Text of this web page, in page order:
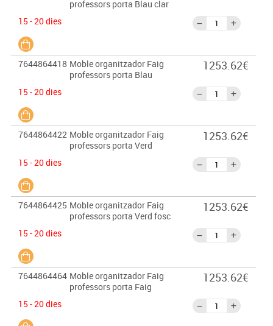
professors porta Blau clar
15 - 20 dies
7644864418 Moble organitzador Faig
professors porta Blau
15 - 20 dies
1253.62€
7644864422 Moble organitzador Faig
professors porta Verd
15 - 20 dies
1253.62€
7644864425 Moble organitzador Faig
professors porta Verd fosc
15 - 20 dies
1253.62€
7644864464 Moble organitzador Faig
professors porta Faig
15 - 20 dies
1253.62€